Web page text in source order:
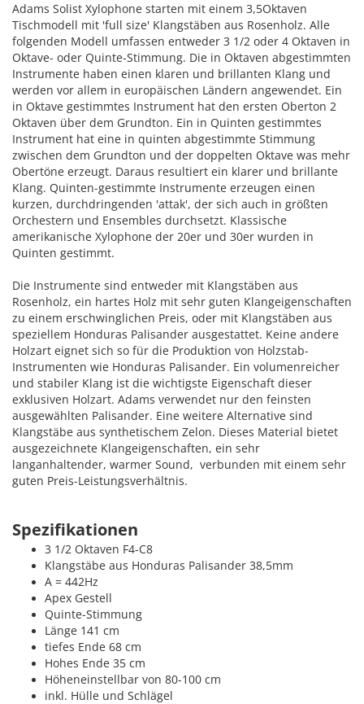
Adams Solist Xylophone starten mit einem 3,5Oktaven
Tischmodell mit 'full size' Klangstäben aus Rosenholz. Alle
folgenden Modell umfassen entweder 3 1/2 oder 4 Oktaven in
Oktave- oder Quinte-Stimmung. Die in Oktaven abgestimmten
Instrumente haben einen klaren und brillanten Klang und
werden vor allem in europäischen Ländern angewendet. Ein
in Oktave gestimmtes Instrument hat den ersten Oberton 2
Oktaven über dem Grundton. Ein in Quinten gestimmtes
Instrument hat eine in quinten abgestimmte Stimmung
zwischen dem Grundton und der doppelten Oktave was mehr
Obertöne erzeugt. Daraus resultiert ein klarer und brillante
Klang. Quinten-gestimmte Instrumente erzeugen einen
kurzen, durchdringenden 'attak', der sich auch in größten
Orchestern und Ensembles durchsetzt. Klassische
amerikanische Xylophone der 20er und 30er wurden in
Quinten gestimmt.
Die Instrumente sind entweder mit Klangstäben aus
Rosenholz, ein hartes Holz mit sehr guten Klangeigenschaften
zu einem erschwinglichen Preis, oder mit Klangstäben aus
speziellem Honduras Palisander ausgestattet. Keine andere
Holzart eignet sich so für die Produktion von Holzstab-
Instrumenten wie Honduras Palisander. Ein volumenreicher
und stabiler Klang ist die wichtigste Eigenschaft dieser
exklusiven Holzart. Adams verwendet nur den feinsten
ausgewählten Palisander. Eine weitere Alternative sind
Klangstäbe aus synthetischem Zelon. Dieses Material bietet
ausgezeichnete Klangeigenschaften, ein sehr
langanhaltender, warmer Sound, verbunden mit einem sehr
guten Preis-Leistungsverhältnis.
Spezifikationen
3 1/2 Oktaven F4-C8
Klangstäbe aus Honduras Palisander 38,5mm
A = 442Hz
Apex Gestell
Quinte-Stimmung
Länge 141 cm
tiefes Ende 68 cm
Hohes Ende 35 cm
Höheneinstellbar von 80-100 cm
inkl. Hülle und Schlägel